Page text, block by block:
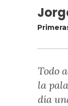
Todo
la
día